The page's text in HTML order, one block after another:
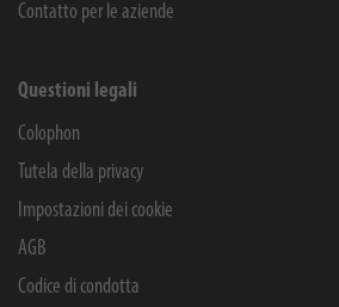
Contatto per le aziende
Questioni legali
Colophon
Tutela della privacy
Impostazioni dei cookie
AGB
Codice di condotta